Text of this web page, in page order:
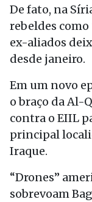
De fato, na
rebeldes
ex-aliados
desde janeiro.
Em um novo
o braço da Al-
contra o EIIL
principal
Iraque.
“Drones”
sobrevoam